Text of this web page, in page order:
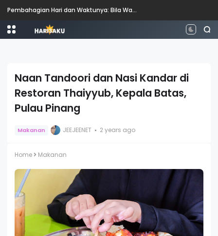
Perbezaan antara Mahasiswa, Mahasiswi, Graduan, Siswazah, Pascasiswazah, Doktor dan Pascakedoktoran
Naan Tandoori dan Nasi Kandar di
Restoran Thaiyyub, Kepala Batas,
Pulau Pinang
Makanan JEEJEENET 2 years ago
Home Makanan